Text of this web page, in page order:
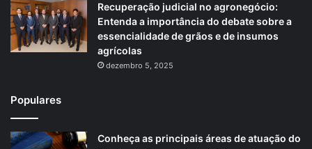
Recuperação judicial no agronegócio:
Entenda a importância do debate sobre a
essencialidade de grãos e de insumos
agrícolas
dezembro 5, 2025
Populares
Conheça as principais áreas de atuação do